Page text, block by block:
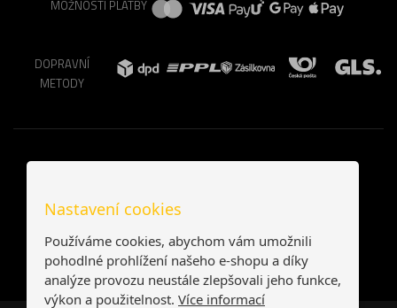
MOŽNOSTI PLATBY
DOPRAVNÍ
METODY
Nastavení cookies
Používáme cookies, abychom vám umožnili
pohodlné prohlížení našeho e-shopu a díky
analýze provozu neustále zlepšovali jeho funkce,
výkon a použitelnost. Více informací